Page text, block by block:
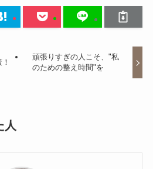
頑張りすぎの人こそ、"私
のための整え時間"を
人